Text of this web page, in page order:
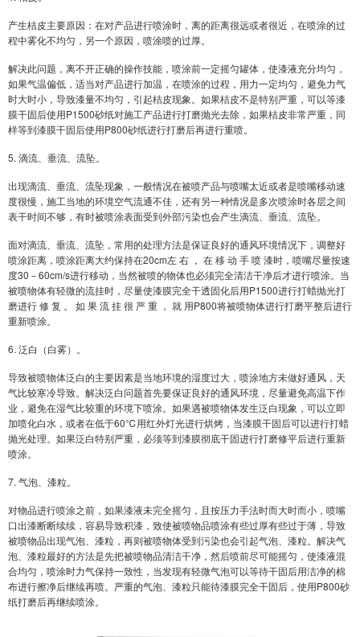
产生桔皮主要原因：在对产品进行喷涂时，离的距离很远或者很近，在喷涂的过
程中雾化不均匀，另一个原因，喷涂喷的过厚。
解决此问题，离不开正确的操作技能，喷涂前一定摇匀罐体，使漆液充分均匀，
如果气温偏低，适当对产品进行加温，在喷涂的过程，用力一定均匀，避免力气
时大时小，导致漆量不均匀，引起桔皮现象。如果桔皮不是特别严重，可以等漆
膜干固后使用P1500砂纸对施工产品进行打磨抛光去除，如果桔皮非常严重，同
样等到漆膜干固后使用P800砂纸进行打磨后再进行重喷。
5. 滴流、垂流、流坠。
出现滴流、垂流、流坠现象，一般情况在被喷产品与喷嘴太近或者是喷嘴移动速
度很慢，施工当地的环境空气流通不佳，还有另一种情况是多次喷涂时各层之间
表干时间不够，有时被喷涂表面受到外部污染也会产生滴流、垂流、流坠。
面对滴流、垂流、流坠，常用的处理方法是保证良好的通风环境情况下，调整好
喷涂距离，喷涂距离大约保持在20cm左 右 ， 在 移 动 手 喷 漆时，喷嘴尽量按速
度30－60cm/s进行移动，当然被喷的物体也必须完全清洁干净后才进行喷涂。当
被喷物体有轻微的流挂时，尽量使漆膜完全干透固化后用P1500进行打蜡抛光打
磨进行 修 复 。 如 果 流 挂 很 严 重 ， 就 用P800将被喷物体进行打磨平整后进行
重新喷涂。
6. 泛白（白雾）。
导致被喷物体泛白的主要因素是当地环境的湿度过大，喷涂地方未做好通风，天
气比较寒冷导致。解决泛白问题首先要保证良好的通风环境，尽量避免高温下作
业，避免在湿气比较重的环境下喷涂。如果遇被喷物体发生泛白现象，可以立即
加喷化白水，或者在低于60℃用红外灯光进行烘烤，当漆膜干固后可以进行打蜡
抛光处理。如果泛白特别严重，必须等到漆膜彻底干固进行打磨修平后进行重新
喷涂。
7. 气泡、漆粒。
对物品进行喷涂之前，如果漆液未完全摇匀，且按压力手法时而大时而小，喷嘴
口出漆断断续续，容易导致积漆，致使被喷物品喷涂有些过厚有些过于薄，导致
被喷物品出现气泡、漆粒，再则被喷物体受到污染也会引起气泡、漆粒。解决气
泡、漆粒最好的方法是先把被喷物品清洁干净，然后喷前尽可能摇匀，使漆液混
合均匀，喷涂时力气保持一致性，当发现有轻微气泡可以等待干固后用洁净的棉
布进行擦净后继续再喷。严重的气泡、漆粒只能待漆膜完全干固后，使用P800砂
纸打磨后再继续喷涂。